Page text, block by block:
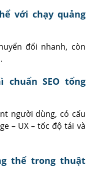
với chạy quảng
đổi nhanh, còn
SEO tổng
người dùng, có cấu
– UX – tốc độ tải và
thể trong thuật